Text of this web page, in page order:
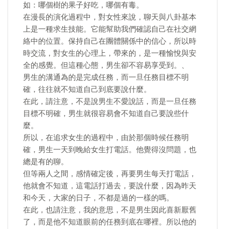
如：哪個樹的果子好吃，哪個有毒。
在漫長的演化過程中，對女性來說，聊天與八卦基本
上是一種求生技能。它能幫助我們確認自己在社交網
絡中的位置。保持自己在團體關係中的信心，所以時
時交流，對女生的心理上，帶來的，是一種愉悅與安
全的感覺。但這種心態，男生卻不容易享受到。、
男生的溝通為的是完成任務，而一旦任務目標不明
確，往往就不知道自己到底要說什麼。
在此，請注意，不是說男生不愛說話，而是一旦任務
目標不明確，男生就很容易會不知道自己要說些什
麼。
所以，在追求女生的過程中，由於那個時候任務明
確，男生一天到晚給女生打電話。他覺得沒問題，也
總是有的聊。
但等兩人之間，感情確定後，再要男生每天打電話，
他就會不知道，這電話打過去，要說什麼，因為昨天
和今天，大家的日子，不都是過的一樣的嗎。
在此，也請注意，我的意思，不是男生因此喜新厭舊
了，而是他不知道眼前的任務到底在哪裡。所以他的